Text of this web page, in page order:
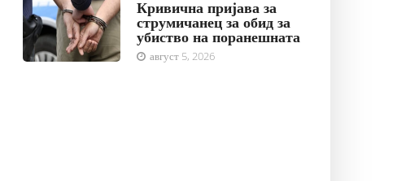
Кривична пријава за
струмичанец за обид за
убиство на поранешната
август 5, 2026